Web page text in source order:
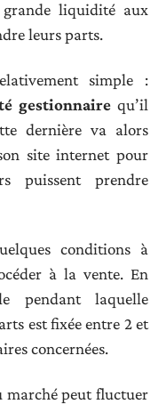
liquidité aux
leurs parts.
simple :
gestionnairequ’il
dernière va alors
site internet pour
puissent prendre
conditions à
à la vente. En
pendant laquelle
est fixée entre 2 et
concernées.
marché peut fluctuer